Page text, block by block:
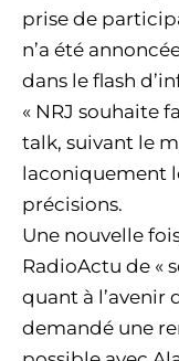
prise de
n’a été
dans le flash
« NRJ souhaite
talk, suivant le
laconiquement
précisions.
Une nouvelle
RadioActu de «
quant à l’avenir
demandé une